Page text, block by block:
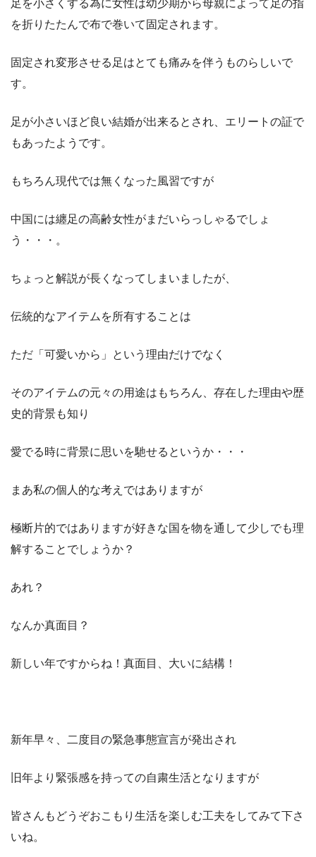
足を小さくする為に女性は幼少期から母親によって足の指
を折りたたんで布で巻いて固定されます。
固定され変形させる足はとても痛みを伴うものらしいで
す。
足が小さいほど良い結婚が出来るとされ、エリートの証で
もあったようです。
もちろん現代では無くなった風習ですが
中国には纏足の高齢女性がまだいらっしゃるでしょ
う・・・。
ちょっと解説が長くなってしまいましたが、
伝統的なアイテムを所有することは
ただ「可愛いから」という理由だけでなく
そのアイテムの元々の用途はもちろん、存在した理由や歴
史的背景も知り
愛でる時に背景に思いを馳せるというか・・・
まあ私の個人的な考えではありますが
極断片的ではありますが好きな国を物を通して少しでも理
解することでしょうか？
あれ？
なんか真面目？
新しい年ですからね！真面目、大いに結構！
新年早々、二度目の緊急事態宣言が発出され
旧年より緊張感を持っての自粛生活となりますが
皆さんもどうぞおこもり生活を楽しむ工夫をしてみて下さ
いね。